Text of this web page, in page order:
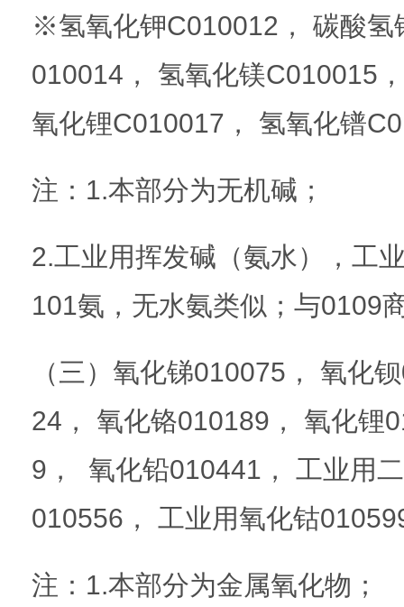
※氢氧化钾C010012， 碳酸氢
010014， 氢氧化镁C010015
氧化锂C010017， 氢氧化镨
注：1.本部分为无机碱；
2.工业用挥发碱（氨水），工
101氨，无水氨类似；与0109
（三）氧化锑010075， 氧化
24， 氧化铬010189， 氧化锂
9， 氧化铅010441， 工业用
010556， 工业用氧化钴
注：1.本部分为金属氧化物；